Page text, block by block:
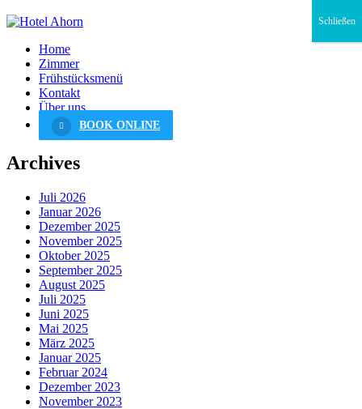
Home
Zimmer
Frühstücksmenü
Kontakt
Über uns
BOOK ONLINE
Archives
Juli 2026
Januar 2026
Dezember 2025
November 2025
Oktober 2025
September 2025
August 2025
Juli 2025
Juni 2025
Mai 2025
März 2025
Januar 2025
Februar 2024
Dezember 2023
November 2023
Schließen